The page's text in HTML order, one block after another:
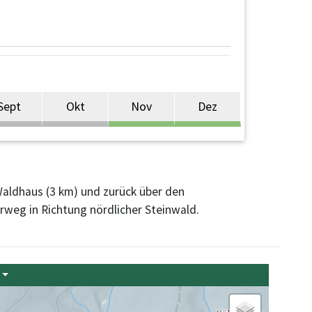
Okt Nov Dez
(3 km) und zurück über den
in Richtung nördlicher Steinwald.